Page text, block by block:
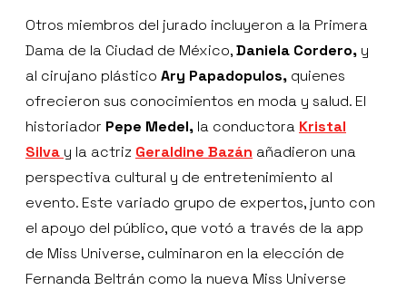
Otros miembros del jurado incluyeron a la Primera
Dama de la Ciudad de México,Daniela Cordero, y
al cirujano plástico Ary Papadopulos, quienes
ofrecieron sus conocimientos en moda y salud. El
historiador Pepe Medel, la conductora Kristal
Silva y la actriz Geraldine Bazán añadieron una
perspectiva cultural y de entretenimiento al
evento. Este variado grupo de expertos, junto con
el apoyo del público, que votó a través de la app
de Miss Universe, culminaron en la elección de
Fernanda Beltrán como la nueva Miss Universe